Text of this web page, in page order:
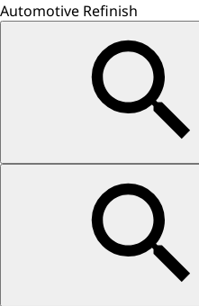
Automotive Refinish